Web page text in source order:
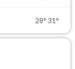
28° 31°